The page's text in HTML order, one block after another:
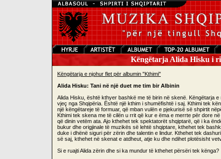
Këngëtarja Alida Hisku i
Këngëtarja e njohur flet për albumin "Kthimi"
Alida Hisku: Tani në një duet me tim bir Albinin
Alida Hisku, është kthyer bashkë me të birin në skenë. Këngëtarja
vjeç nga Shqipëria. Është një kthim i shumëfishtë i saj. Kthimi tek
një këngëtareje të formuar, që mban vulën e pjekurisë së shpirtit
Kthimi tek skena me të cilën u rrit që kur e ëma e merrte për dore
që dinin vetëm ata. Ajo kthehet tek spektatorët shqiptarë, që i ka
bukur dhe origjinale të muzikës së lehtë shqiptare, kthehet tek
duke i dhënë siguri për zërin dhe talentin e lindur. Kthehet tek
së saj, kthehet në skenat e atdheut, atje ku dhe ndihet plotësisht
Si e ruajti Alida zërin dhe si ka mundur të kthehet përsëri tek kënga?